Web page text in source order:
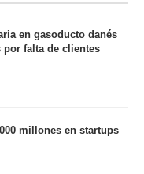
en gasoducto danés
por falta de clientes
millones en startups